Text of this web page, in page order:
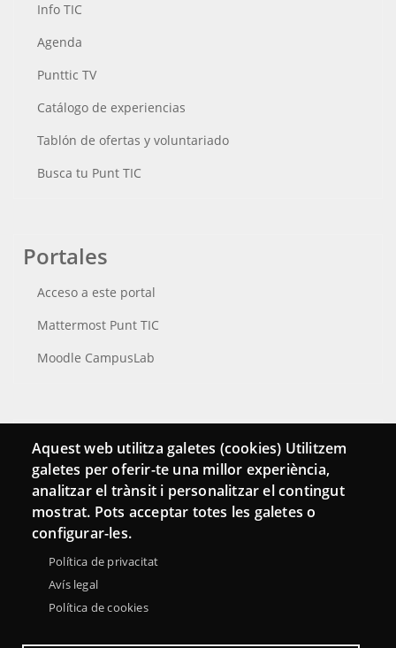
Info TIC
Agenda
Punttic TV
Catálogo de experiencias
Tablón de ofertas y voluntariado
Busca tu Punt TIC
Portales
Acceso a este portal
Mattermost Punt TIC
Moodle CampusLab
Conecta
Contacto
Hemeroteca
Aquest web utilitza galetes (cookies) Utilitzem
galetes per oferir-te una millor experiència,
analitzar el trànsit i personalitzar el contingut
mostrat. Pots acceptar totes les galetes o
configurar-les.
Política de privacitat
Avís legal
Política de cookies